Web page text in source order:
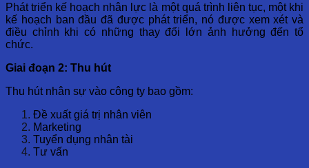
Phát triển kế hoạch nhân lực là một quá trình liên tục, một khi
kế hoạch ban đầu đã được phát triển, nó được xem xét và
điều chỉnh khi có những thay đổi lớn ảnh hưởng đến tổ
chức.
Giai đoạn 2: Thu hút
Thu hút nhân sự vào công ty bao gồm:
Đề xuất giá trị nhân viên
Marketing
Tuyển dụng nhân tài
Tư vấn